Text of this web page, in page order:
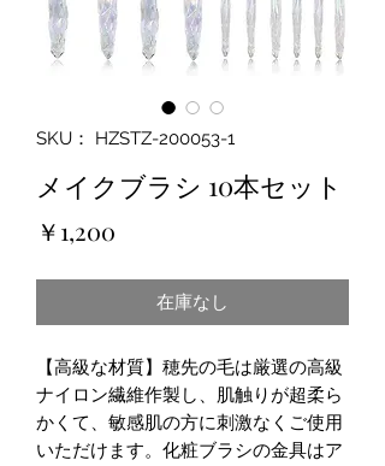
SKU： HZSTZ-200053-1
メイクブラシ 10本セット
￥1,200
在庫なし
【高級な材質】穂先の毛は厳選の高級
ナイロン繊維作製し、肌触りが超柔ら
かくて、敏感肌の方に刺激なくご使用
いただけます。化粧ブラシの金具はア